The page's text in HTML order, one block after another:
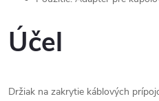
Účel
Držiak na zakrytie káblových